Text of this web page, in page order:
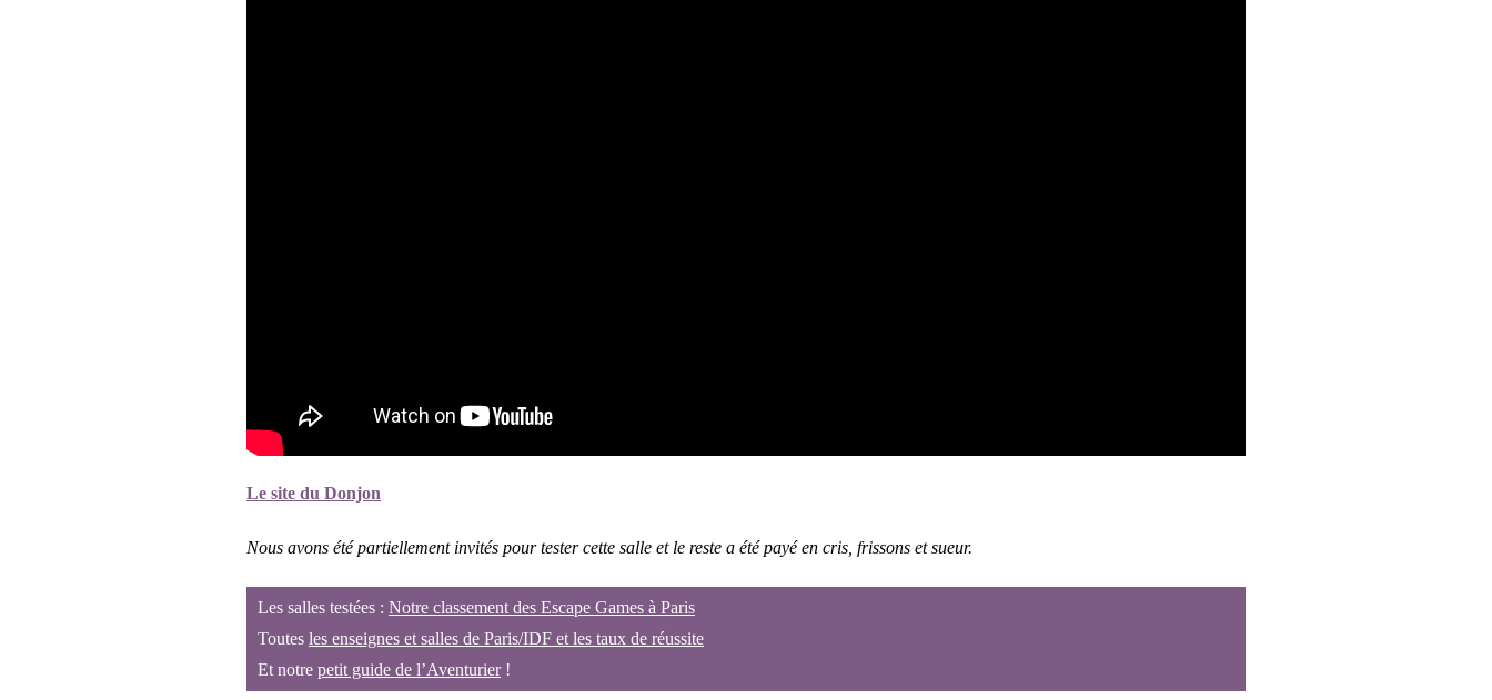
Le site du Donjon
Nous avons été partiellement invités pour tester cette salle et le reste a été payé en cris, frissons et sueur.
Les salles testées : Notre classement des Escape Games à Paris
Toutes les enseignes et salles de Paris/IDF et les taux de réussite
Et notre petit guide de l’Aventurier!